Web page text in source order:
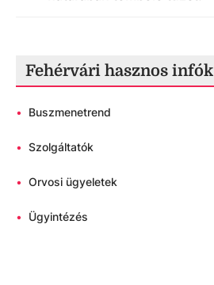
Fehérvári hasznos infók
• Buszmenetrend
• Szolgáltatók
• Orvosi ügyeletek
• Ügyintézés